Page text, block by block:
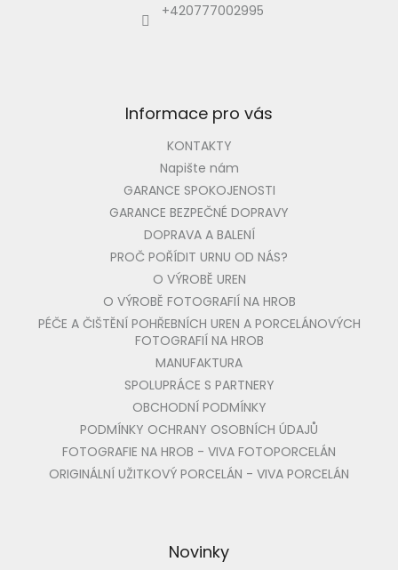
+420777002995
Informace pro vás
KONTAKTY
Napište nám
GARANCE SPOKOJENOSTI
GARANCE BEZPEČNÉ DOPRAVY
DOPRAVA A BALENÍ
PROČ POŘÍDIT URNU OD NÁS?
O VÝROBĚ UREN
O VÝROBĚ FOTOGRAFIÍ NA HROB
PÉČE A ČIŠTĚNÍ POHŘEBNÍCH UREN A PORCELÁNOVÝCH
FOTOGRAFIÍ NA HROB
MANUFAKTURA
SPOLUPRÁCE S PARTNERY
OBCHODNÍ PODMÍNKY
PODMÍNKY OCHRANY OSOBNÍCH ÚDAJŮ
FOTOGRAFIE NA HROB - VIVA FOTOPORCELÁN
ORIGINÁLNÍ UŽITKOVÝ PORCELÁN - VIVA PORCELÁN
Novinky